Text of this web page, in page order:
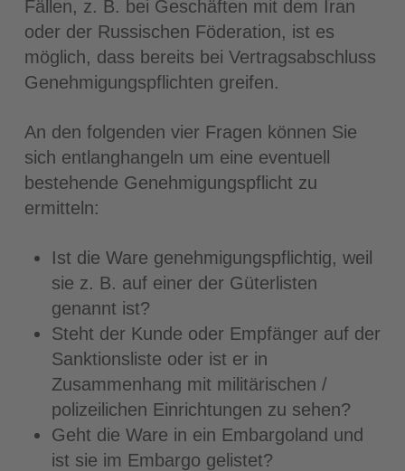
Fällen, z. B. bei Geschäften mit dem Iran
oder der Russischen Föderation, ist es
möglich, dass bereits bei Vertragsabschluss
Genehmigungspflichten greifen.
An den folgenden vier Fragen können Sie
sich entlanghangeln um eine eventuell
bestehende Genehmigungspflicht zu
ermitteln:
Ist die Ware genehmigungspflichtig, weil
sie z. B. auf einer der Güterlisten
genannt ist?
Steht der Kunde oder Empfänger auf der
Sanktionsliste oder ist er in
Zusammenhang mit militärischen /
polizeilichen Einrichtungen zu sehen?
Geht die Ware in ein Embargoland und
ist sie im Embargo gelistet?